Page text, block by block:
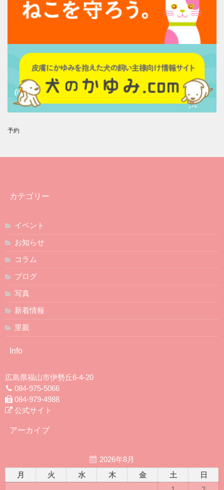
予約
カテゴリー
イベント
お知らせ
コラム
ブログ
写真
新着情報
里親
Info
広島県福山市伊勢丘6-4-20
084-975-5066
084-979-4988
公式サイト
アーカイブ
2026年8月
月
火 水 木 金 土
日